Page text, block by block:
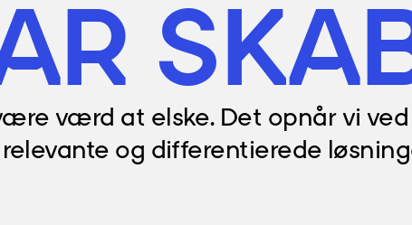
værd at elske. Det opnår vi
og differentierede